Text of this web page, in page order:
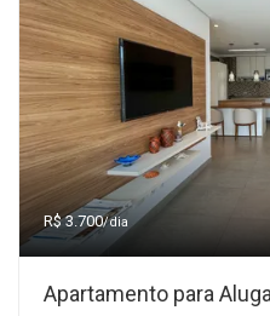
R$ 3.700/dia
Apartamento para